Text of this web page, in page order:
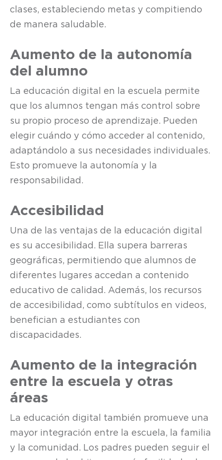
clases, estableciendo metas y compitiendo
de manera saludable.
Aumento de la autonomía
del alumno
La educación digital en la escuela permite
que los alumnos tengan más control sobre
su propio proceso de aprendizaje. Pueden
elegir cuándo y cómo acceder al contenido,
adaptándolo a sus necesidades individuales.
Esto promueve la autonomía y la
responsabilidad.
Accesibilidad
Una de las ventajas de la educación digital
es su accesibilidad. Ella supera barreras
geográficas, permitiendo que alumnos de
diferentes lugares accedan a contenido
educativo de calidad. Además, los recursos
de accesibilidad, como subtítulos en videos,
benefician a estudiantes con
discapacidades.
Aumento de la integración
entre la escuela y otras
áreas
La educación digital también promueve una
mayor integración entre la escuela, la familia
y la comunidad. Los padres pueden seguir el